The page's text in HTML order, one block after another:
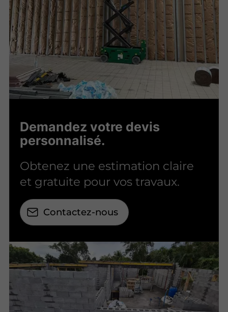
Demandez votre devis
personnalisé.
Obtenez une estimation claire
et gratuite pour vos travaux.
Contactez-nous